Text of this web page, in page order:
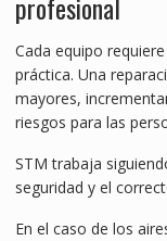
Cada equipo
práctica. Una
mayores,
riesgos para las
STM trabaja
seguridad y el
En el caso de los